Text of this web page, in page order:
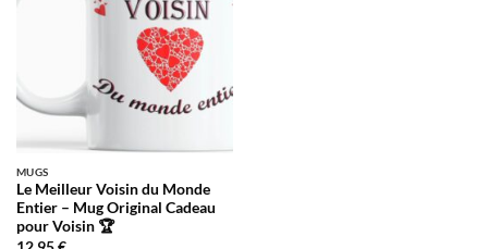
D’ENVIES
MUGS
Le Meilleur Voisin du Monde
Entier – Mug Original Cadeau
pour Voisin 🏆